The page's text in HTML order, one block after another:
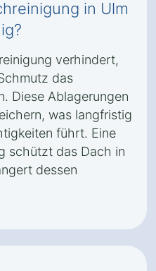
in Ulm
verhindert,
das
Diese Ablagerungen
was langfristig
führt. Eine
schützt das Dach in
dessen